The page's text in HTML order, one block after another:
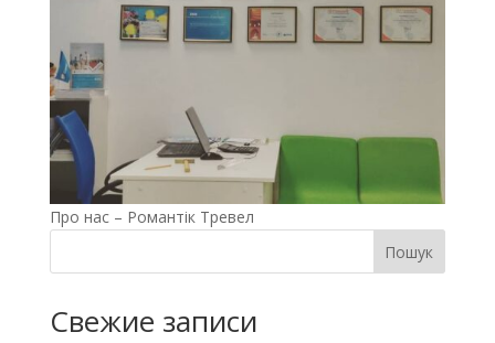
Про нас – Романтік Тревел
Пошук
Свежие записи